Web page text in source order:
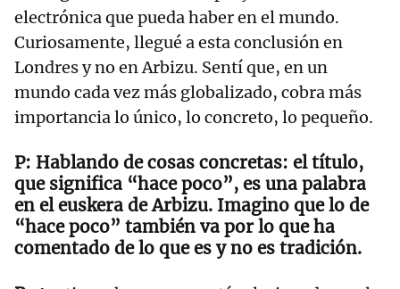
electrónica que pueda haber en el mundo.
Curiosamente, llegué a esta conclusión en
Londres y no en Arbizu. Sentí que, en un
mundo cada vez más globalizado, cobra más
importancia lo único, lo concreto, lo pequeño.
Hablando de cosas concretas: el título,
que significa “hace poco”, es una palabra
en el euskera de Arbizu. Imagino que lo de
“hace poco” también va por lo que ha
comentado de lo que es y no es tradición.